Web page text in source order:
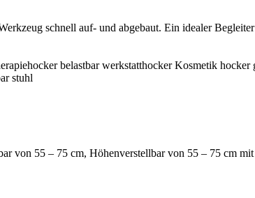
schnell auf- und abgebaut. Ein idealer
belastbar werkstatthocker Kosmetik
stuhl
von 55 – 75 cm, Höhenverstellbar von 55 – 75 cm